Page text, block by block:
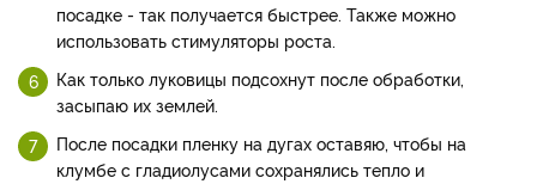
посадке - так получается быстрее. Также можно
использовать стимуляторы роста.
Как только луковицы подсохнут после обработки,
засыпаю их землей.
После посадки пленку на дугах оставяю, чтобы на
клумбе с гладиолусами сохранялись тепло и